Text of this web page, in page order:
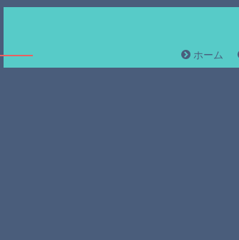
ホーム